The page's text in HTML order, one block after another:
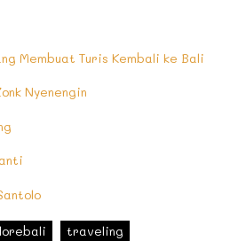
Membuat Turis Kembali ke Bali
Nyenengin
traveling